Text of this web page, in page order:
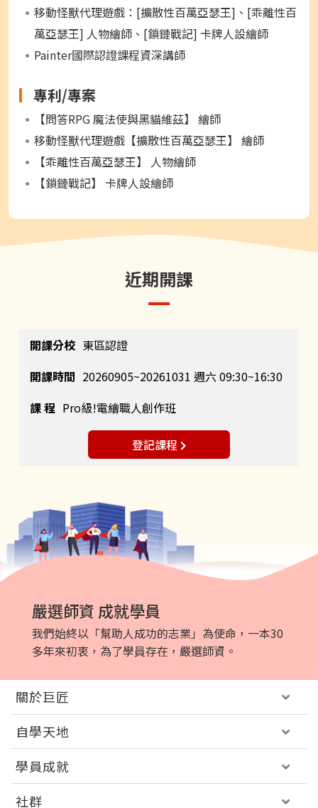
移動怪獸代理遊戲：[擴散性百萬亞瑟王]、[乖離性百
萬亞瑟王] 人物繪師、[鎖鏈戰記] 卡牌人設繪師
Painter國際認證課程資深講師
專利/專案
【問答RPG 魔法使與黑貓維茲】 繪師
移動怪獸代理遊戲【擴散性百萬亞瑟王】 繪師
【乖離性百萬亞瑟王】 人物繪師
【鎖鏈戰記】 卡牌人設繪師
近期開課
東區認證
20260905~20261031 週六 09:30~16:30
Pro級!電繪職人創作班
登記課程
嚴選師資 成就學員
我們始終以「幫助人成功的志業」為使命，一本30
多年來初衷，為了學員存在，嚴選師資。
關於巨匠
自學天地
學員成就
社群